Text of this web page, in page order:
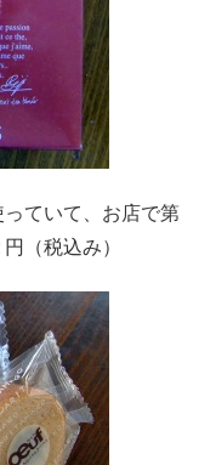
っていて、お店で第
税込み）